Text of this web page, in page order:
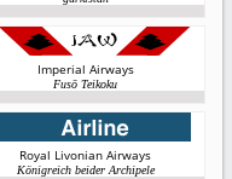
Imperial Airways
Fusō Teikoku
Royal Livonian Airways
Königreich beider Archipele